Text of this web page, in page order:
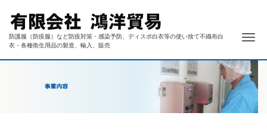
防護服（防疫服）など防疫対策・感染予防、ディスポ白衣等の使い捨て不織布白
衣・各種衛生用品の製造、輸入、販売
ナ